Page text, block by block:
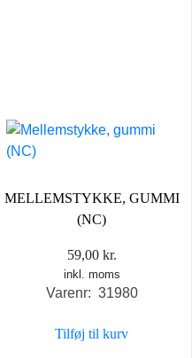
MELLEMSTYKKE, GUMMI
(NC)
59,00 kr.
inkl. moms
Varenr: 31980
Tilføj til kurv